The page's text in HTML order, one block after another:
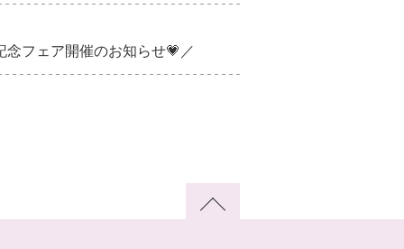
フェア開催のお知らせ💗／